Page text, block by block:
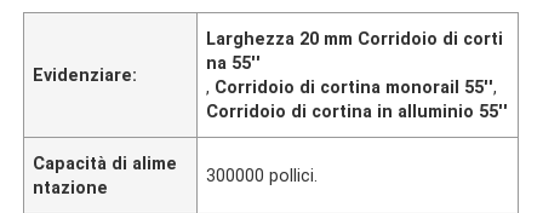
Evidenziare:
Larghezza 20 mm Corridoio di corti
na 55''
, Corridoio di cortina monorail 55'',
Corridoio di cortina in alluminio 55''
Capacità di alime
ntazione
300000 pollici.